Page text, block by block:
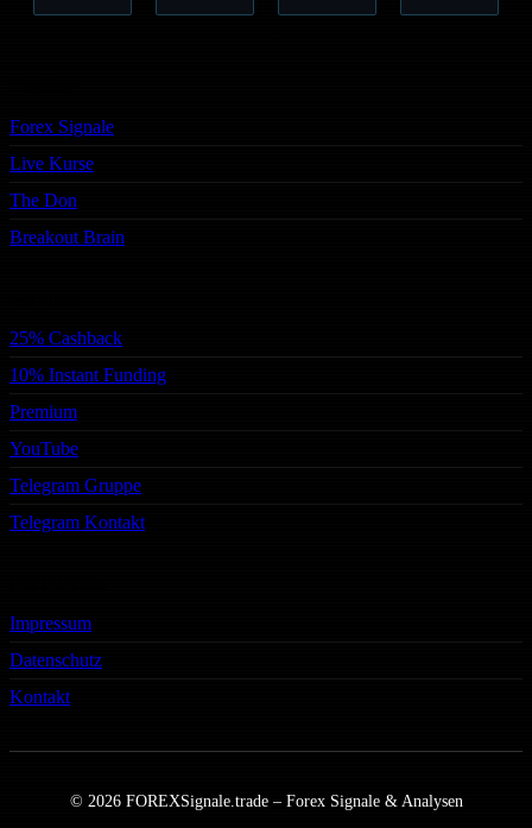
Forex Signale
Live Kurse
The Don
Breakout Brain
25% Cashback
10% Instant Funding
Premium
YouTube
Telegram Gruppe
Telegram Kontakt
Impressum
Datenschutz
Kontakt
© 2026 FOREXSignale.trade – Forex Signale & Analysen